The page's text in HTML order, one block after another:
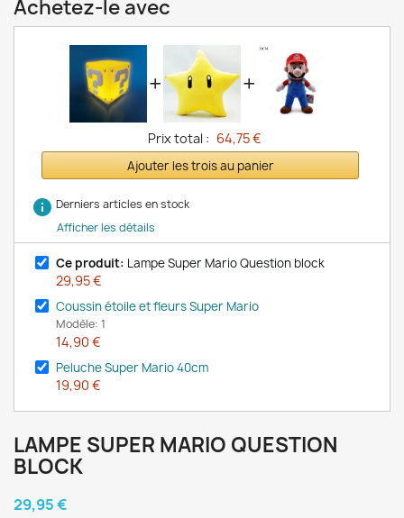
Achetez-le avec
+ +
Prix total : 64,75 €
Ajouter les trois au panier
info Derniers articles en stock
Afficher les détails
Ce produit: Lampe Super Mario Question block
29,95 €
Coussin étoile et fleurs Super Mario
Modèle: 1
14,90 €
Peluche Super Mario 40cm
19,90 €
LAMPE SUPER MARIO QUESTION
BLOCK
29,95 €